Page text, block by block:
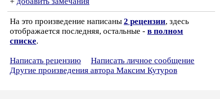
На это произведение написаны 2 рецензии, здесь
отображается последняя, остальные - в полном
списке.
Написать рецензию
Написать личное сообщение
Другие произведения автора Максим Кутуров